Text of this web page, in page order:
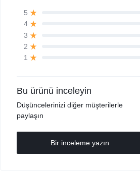
5
4
3
2
1
Bu ürünü inceleyin
Düşüncelerinizi diğer müşterilerle
paylaşın
Bir inceleme yazın